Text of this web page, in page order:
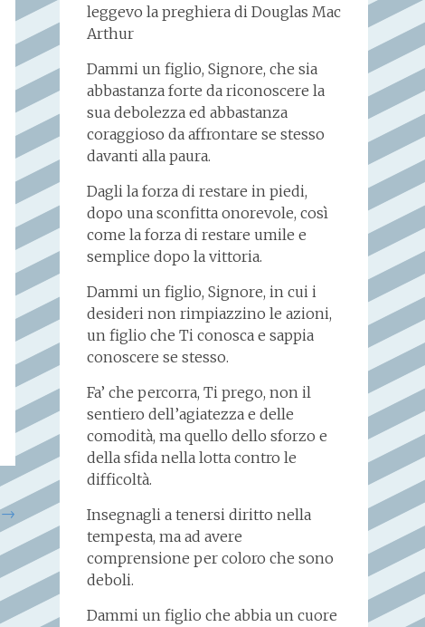
→
leggevo la preghiera di Douglas Mac
Arthur
Dammi un figlio, Signore, che sia
abbastanza forte da riconoscere la
sua debolezza ed abbastanza
coraggioso da affrontare se stesso
davanti alla paura.
Dagli la forza di restare in piedi,
dopo una sconfitta onorevole, così
come la forza di restare umile e
semplice dopo la vittoria.
Dammi un figlio, Signore, in cui i
desideri non rimpiazzino le azioni,
un figlio che Ti conosca e sappia
conoscere se stesso.
Fa’ che percorra, Ti prego, non il
sentiero dell’agiatezza e delle
comodità, ma quello dello sforzo e
della sfida nella lotta contro le
difficoltà.
Insegnagli a tenersi diritto nella
tempesta, ma ad avere
comprensione per coloro che sono
deboli.
Dammi un figlio che abbia un cuore